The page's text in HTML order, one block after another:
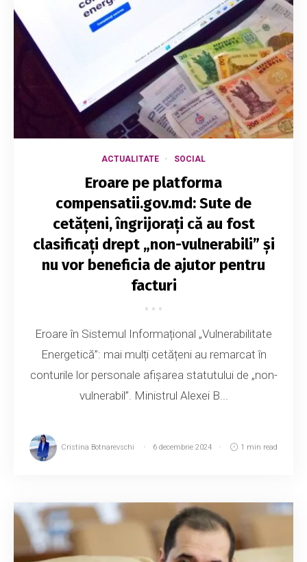
ACTUALITATE SOCIAL
Eroare pe platforma
compensatii.gov.md: Sute de
cetățeni, îngrijorați că au fost
clasificați drept „non-vulnerabili” și
nu vor beneficia de ajutor pentru
facturi
Eroare în Sistemul Informațional „Vulnerabilitate
Energetică”: mai mulți cetățeni au remarcat în
conturile lor personale afișarea statutului de „non-
vulnerabil”. Ministrul Alexei B...
Cristina Botnarevschi 6 decembrie 2024 1 min read